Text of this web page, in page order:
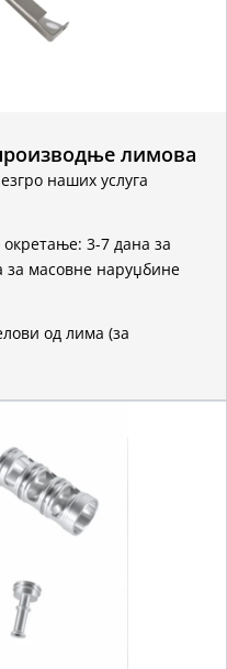
лимова
наших услуга
3-7 дана за
за масовне наруџбине
од лима (за